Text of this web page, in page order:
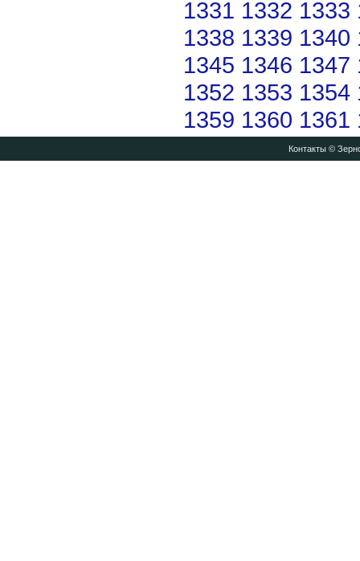
1331 1332 1333
1338 1339 1340
1345 1346 1347
1352 1353 1354
1359 1360 1361
Контакты©